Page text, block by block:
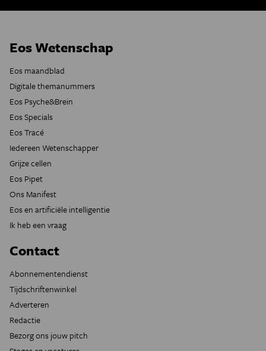
Eos Wetenschap
Eos maandblad
Digitale themanummers
Eos Psyche&Brein
Eos Specials
Eos Tracé
Iedereen Wetenschapper
Grijze cellen
Eos Pipet
Ons Manifest
Eos en artificiële intelligentie
Ik heb een vraag
Contact
Abonnementendienst
Tijdschriftenwinkel
Adverteren
Redactie
Bezorg ons jouw pitch